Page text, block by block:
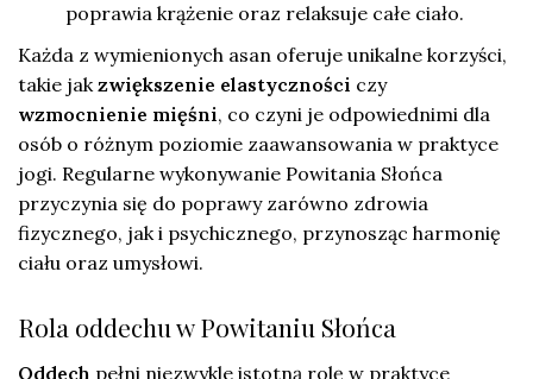
poprawia krążenie oraz relaksuje całe ciało.
Każda z wymienionych asan oferuje unikalne korzyści,
takie jakzwiększenie elastyczności czy
wzmocnienie mięśni, co czyni je odpowiednimi dla
osób o różnym poziomie zaawansowania w praktyce
jogi. Regularne wykonywanie Powitania Słońca
przyczynia się do poprawy zarówno zdrowia
fizycznego, jak i psychicznego, przynosząc harmonię
ciału oraz umysłowi.
Rola oddechu w Powitaniu Słońca
Oddech pełni niezwykle istotną rolę w praktyce